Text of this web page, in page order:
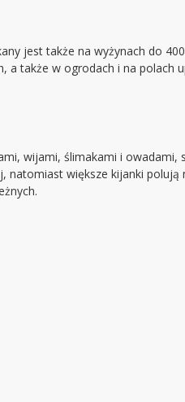
jest także na wyżynach do
także w ogrodach i na polach
wijami, ślimakami i
większe kijanki